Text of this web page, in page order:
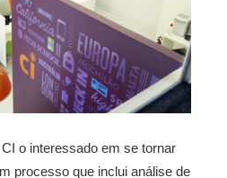
o interessado em se tornar
processo que inclui análise de